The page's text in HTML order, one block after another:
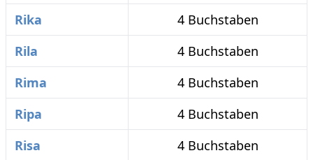
Rika
4 Buchstaben
Rila
4 Buchstaben
Rima
4 Buchstaben
Ripa
4 Buchstaben
Risa
4 Buchstaben